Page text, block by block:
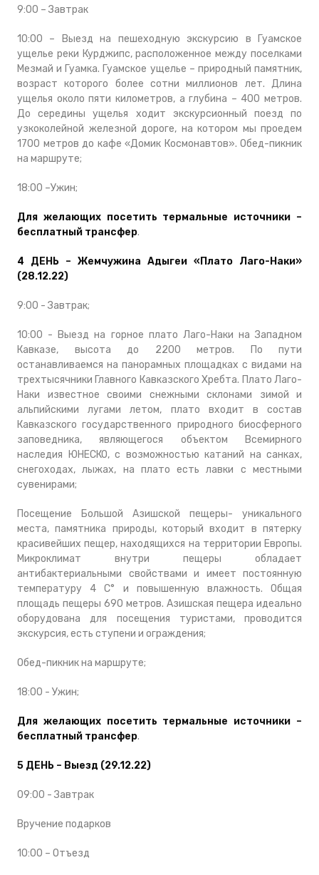
9:00 – Завтрак
10:00 – Выезд на пешеходную экскурсию в Гуамское
ущелье реки Курджипс, расположенное между поселками
Мезмай и Гуамка. Гуамское ущелье – природный памятник,
возраст которого более сотни миллионов лет. Длина
ущелья около пяти километров, а глубина – 400 метров.
До середины ущелья ходит экскурсионный поезд по
узкоколейной железной дороге, на котором мы проедем
1700 метров до кафе «Домик Космонавтов». Обед-пикник
на маршруте;
18:00 –Ужин;
Для желающих посетить термальные источники –
бесплатный трансфер.
4 ДЕНЬ – Жемчужина Адыгеи «Плато Лаго-Наки»
(28.12.22)
9:00 - Завтрак;
10:00 - Выезд на горное плато Лаго-Наки на Западном
Кавказе, высота до 2200 метров. По пути
останавливаемся на панорамных площадках с видами на
трехтысячники Главного Кавказского Хребта. Плато Лаго-
Наки известное своими снежными склонами зимой и
альпийскими лугами летом, плато входит в состав
Кавказского государственного природного биосферного
заповедника, являющегося объектом Всемирного
наследия ЮНЕСКО, с возможностью катаний на санках,
снегоходах, лыжах, на плато есть лавки с местными
сувенирами;
Посещение Большой Азишской пещеры- уникального
места, памятника природы, который входит в пятерку
красивейших пещер, находящихся на территории Европы.
Микроклимат внутри пещеры обладает
антибактериальными свойствами и имеет постоянную
температуру 4 С° и повышенную влажность. Общая
площадь пещеры 690 метров. Азишская пещера идеально
оборудована для посещения туристами, проводится
экскурсия, есть ступени и ограждения;
Обед-пикник на маршруте;
18:00 - Ужин;
Для желающих посетить термальные источники –
бесплатный трансфер.
5 ДЕНЬ – Выезд (29.12.22)
09:00 - Завтрак
Вручение подарков
10:00 – Отъезд